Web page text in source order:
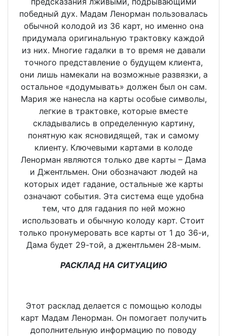
победный дух. Мадам Ленорман пользовалась
обычной колодой из 36 карт, но именно она
придумала оригинальную трактовку каждой
из них. Многие гадалки в то время не давали
точного представление о будущем клиента,
они лишь намекали на возможные развязки, а
остальное «додумывать» должен был он сам.
Мария же нанесла на карты особые символы,
легкие в трактовке, которые вместе
складывались в определенную картину,
понятную как ясновидящей, так и самому
клиенту. Ключевыми картами в колоде
Ленорман являются только две карты – Дама
и Джентльмен. Они обозначают людей на
которых идет гадание, остальные же карты
означают события. Эта система еще удобна
тем, что для гадания по ней можно
использовать и обычную колоду карт. Стоит
только пронумеровать все карты от 1 до 36-и,
Дама будет 29-той, а джентльмен 28-мым.
РАСКЛАД НА СИТУАЦИЮ
Этот расклад делается с помощью колоды
карт Мадам Ленорман. Он помогает получить
дополнительную информацию по поводу